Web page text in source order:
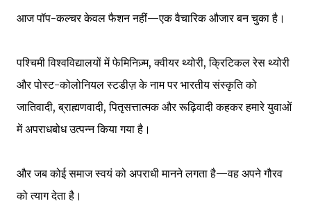
आज पॉप-कल्चर केवल फैशन नहीं—एक वैचारिक औजार बन चुका है।
पश्चिमी विश्वविद्यालयों में फेमिनिज़्म, क्वीयर थ्योरी, क्रिटिकल रेस थ्योरी
और पोस्ट-कोलोनियल स्टडीज़ के नाम पर भारतीय संस्कृति को
जातिवादी, ब्राह्मणवादी, पितृसत्तात्मक और रूढ़िवादी कहकर हमारे युवाओं
में अपराधबोध उत्पन्न किया गया है।
और जब कोई समाज स्वयं को अपराधी मानने लगता है—वह अपने गौरव
को त्याग देता है।